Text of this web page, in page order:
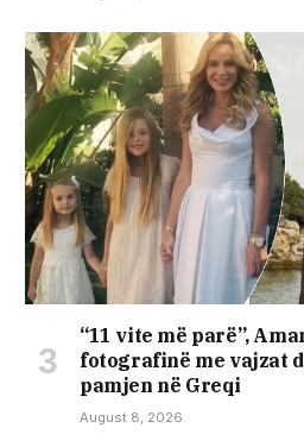
“11 vite më parë”,
fotografinë me vajzat
pamjen në Greqi
August 8, 2026